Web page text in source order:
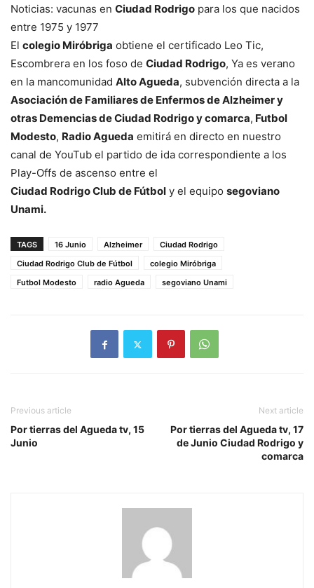
Noticias: vacunas en Ciudad Rodrigo para los que nacidos
entre 1975 y 1977
El colegio Miróbriga obtiene el certificado Leo Tic,
Escombrera en los foso de Ciudad Rodrigo, Ya es verano
en la mancomunidad Alto Agueda, subvención directa a la
Asociación de Familiares de Enfermos de Alzheimer y
otras Demencias de Ciudad Rodrigo y comarca, Futbol
Modesto, Radio Agueda emitirá en directo en nuestro
canal de YouTub el partido de ida correspondiente a los
Play-Offs de ascenso entre el
Ciudad Rodrigo Club de Fútbol y el equipo segoviano
Unami.
TAGS 16 Junio Alzheimer
Ciudad Rodrigo
Ciudad Rodrigo Club de Fútbol
colegio Miróbriga
Futbol Modesto
radio Agueda segoviano Unami
Previous article
Por tierras del Agueda tv, 15
Junio
Next article
Por tierras del Agueda tv, 17
de Junio Ciudad Rodrigo y
comarca